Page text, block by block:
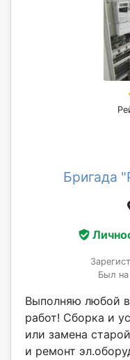
Бригада
Был на
Выполняю любой
работ! Сборка и
или замена
и ремонт